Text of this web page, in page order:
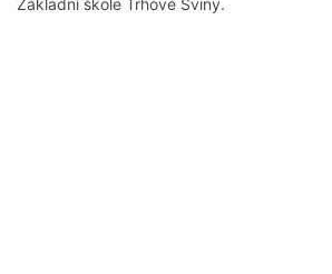
Základní škole Trhové Sviny.